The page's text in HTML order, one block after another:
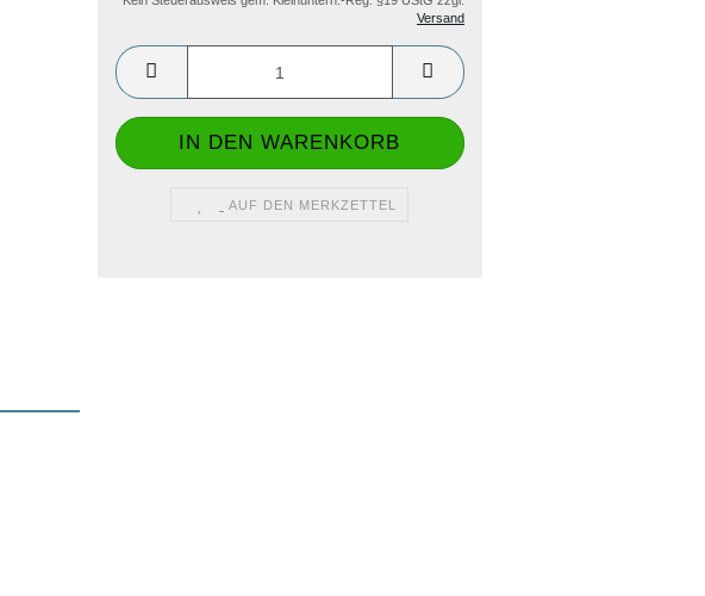
Versand
AUF DEN MERKZETTEL